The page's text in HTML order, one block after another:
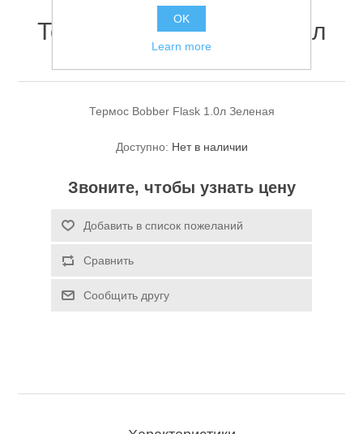
Аксессуары для лодок
Спасательные средства
Термос Bobber Flask 1.0л
Зеленая
Термос Bobber Flask 1.0л Зеленая
Доступно: Нет в наличии
Звоните, чтобы узнать цену
Добавить в список пожеланий
Сравнить
Сообщить другу
OK
Learn more